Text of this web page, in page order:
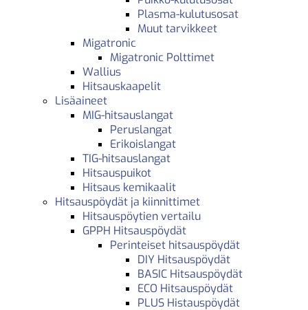
Plasma-kulutusosat
Muut tarvikkeet
Migatronic
Migatronic Polttimet
Wallius
Hitsauskaapelit
Lisäaineet
MIG-hitsauslangat
Peruslangat
Erikoislangat
TIG-hitsauslangat
Hitsauspuikot
Hitsaus kemikaalit
Hitsauspöydät ja kiinnittimet
Hitsauspöytien vertailu
GPPH Hitsauspöydät
Perinteiset hitsauspöydät
DIY Hitsauspöydät
BASIC Hitsauspöydät
ECO Hitsauspöydät
PLUS Histauspöydät